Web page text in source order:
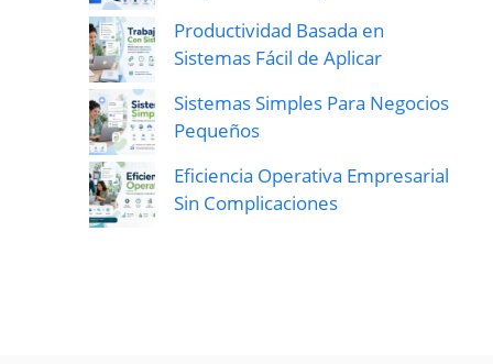
Productividad Basada en
Sistemas Fácil de Aplicar
Sistemas Simples Para Negocios
Pequeños
Eficiencia Operativa Empresarial
Sin Complicaciones